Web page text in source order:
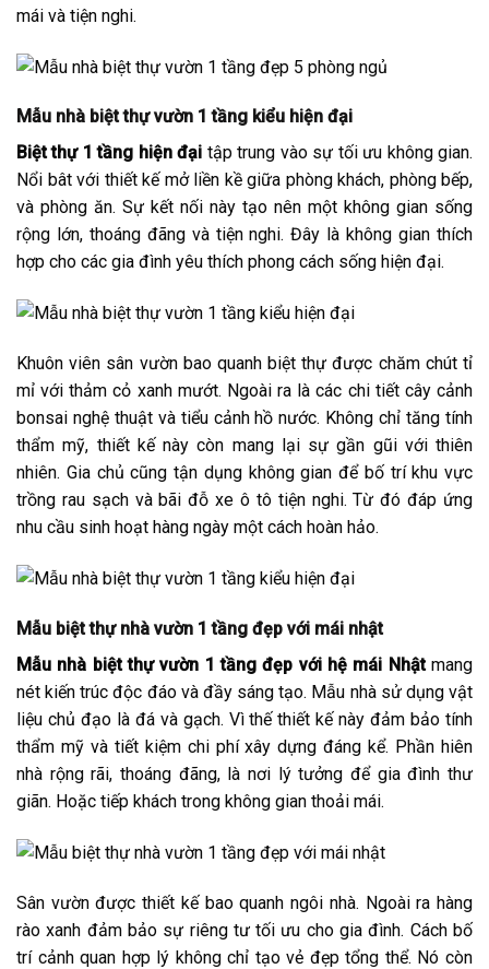
mái và tiện nghi.
Mẫu nhà biệt thự vườn 1 tầng kiểu hiện đại
Biệt thự 1 tầng hiện đại tập trung vào sự tối ưu không gian.
Nổi bât với thiết kế mở liền kề giữa phòng khách, phòng bếp,
và phòng ăn. Sự kết nối này tạo nên một không gian sống
rộng lớn, thoáng đãng và tiện nghi. Đây là không gian thích
hợp cho các gia đình yêu thích phong cách sống hiện đại.
Khuôn viên sân vườn bao quanh biệt thự được chăm chút tỉ
mỉ với thảm cỏ xanh mướt. Ngoài ra là các chi tiết cây cảnh
bonsai nghệ thuật và tiểu cảnh hồ nước. Không chỉ tăng tính
thẩm mỹ, thiết kế này còn mang lại sự gần gũi với thiên
nhiên. Gia chủ cũng tận dụng không gian để bố trí khu vực
trồng rau sạch và bãi đỗ xe ô tô tiện nghi. Từ đó đáp ứng
nhu cầu sinh hoạt hàng ngày một cách hoàn hảo.
Mẫu biệt thự nhà vườn 1 tầng đẹp với mái nhật
Mẫu nhà biệt thự vườn 1 tầng đẹp với hệ mái Nhậtmang
nét kiến trúc độc đáo và đầy sáng tạo. Mẫu nhà sử dụng vật
liệu chủ đạo là đá và gạch. Vì thế thiết kế này đảm bảo tính
thẩm mỹ và tiết kiệm chi phí xây dựng đáng kể. Phần hiên
nhà rộng rãi, thoáng đãng, là nơi lý tưởng để gia đình thư
giãn. Hoặc tiếp khách trong không gian thoải mái.
Sân vườn được thiết kế bao quanh ngôi nhà. Ngoài ra hàng
rào xanh đảm bảo sự riêng tư tối ưu cho gia đình. Cách bố
trí cảnh quan hợp lý không chỉ tạo vẻ đẹp tổng thể. Nó còn